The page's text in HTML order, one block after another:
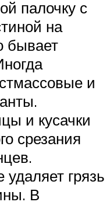
палочку с
на
бывает
и
и кусачки
срезания
удаляет грязь
В